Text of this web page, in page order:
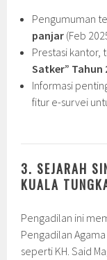
Pengumuman
panjar (Feb
Prestasi kantor,
Satker” Tahun
Informasi
fitur e-survei
3. SEJARAH
KUALA
Pengadilan ini
Pengadilan
seperti KH. Said